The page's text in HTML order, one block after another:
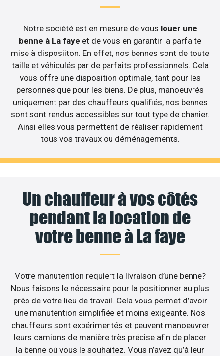
Notre société est en mesure de vous louer une
benne à La faye et de vous en garantir la parfaite
mise à disposiiton. En effet, nos bennes sont de toute
taille et véhiculés par de parfaits professionnels. Cela
vous offre une disposition optimale, tant pour les
personnes que pour les biens. De plus, manoeuvrés
uniquement par des chauffeurs qualifiés, nos bennes
sont sont rendus accessibles sur tout type de chanier.
Ainsi elles vous permettent de réaliser rapidement
tous vos travaux ou déménagements.
Un chauffeur à vos côtés
pendant la location de
votre benne à La faye
Votre manutention requiert la livraison d’une benne?
Nous faisons le nécessaire pour la positionner au plus
près de votre lieu de travail. Cela vous permet d’avoir
une manutention simplifiée et moins exigeante. Nos
chauffeurs sont expérimentés et peuvent manoeuvrer
leurs camions de manière très précise afin de placer
la benne où vous le souhaitez. Vous n’avez qu’à leur